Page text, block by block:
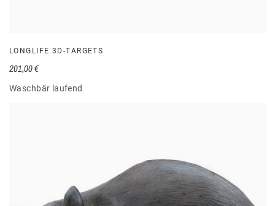
LONGLIFE 3D-TARGETS
Waschbär laufend
201,00 €